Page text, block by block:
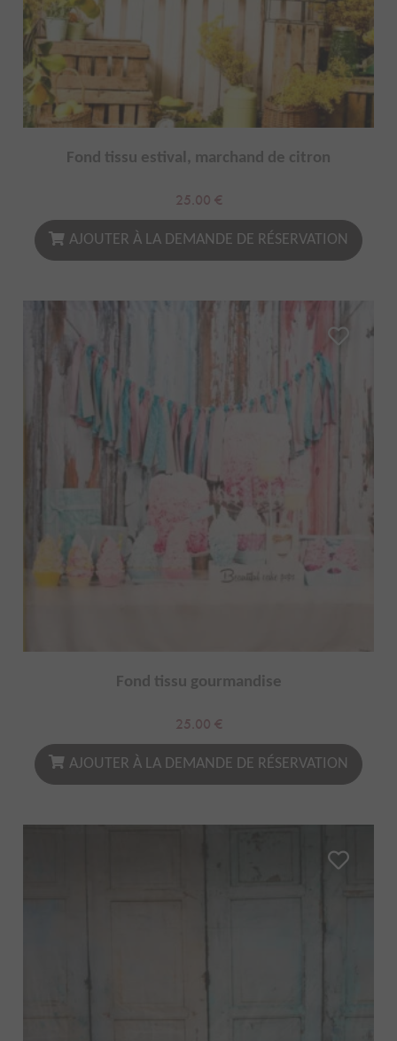
Fond tissu estival, marchand de citron
25.00 €
AJOUTER À LA DEMANDE DE RÉSERVATION
Fond tissu gourmandise
25.00 €
AJOUTER À LA DEMANDE DE RÉSERVATION